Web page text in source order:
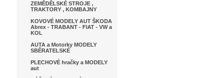
ZEMĚDĚLSKÉ STROJE ,
TRAKTORY , KOMBAJNY
KOVOVÉ MODELY AUT ŠKODA
Abrex - TRABANT - FIAT - VW a
KOL
AUTA a Motorky MODELY
SBĚRATELSKÉ
PLECHOVÉ hračky a MODELY
aut